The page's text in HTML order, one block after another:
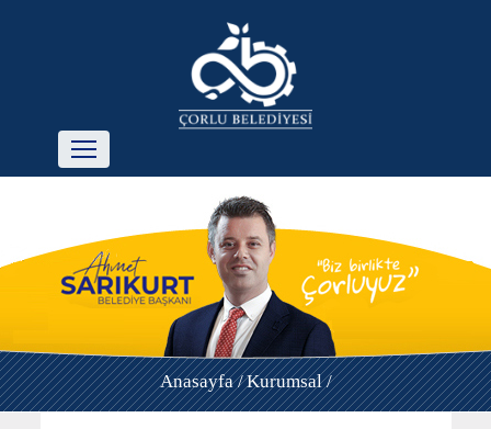
Anasayfa /Kurumsal /